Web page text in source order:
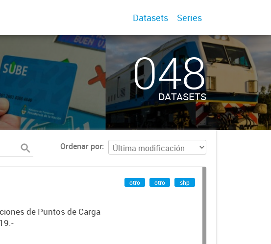
Datasets Series
048
DATASETS
Ordenar por
de Puntos de Carga
otro otro shp